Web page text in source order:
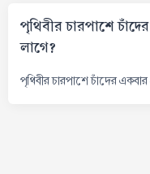
পৃথিবীর চারপাশে
লাগে?
পৃথিবীর চারপাশে চাঁদের